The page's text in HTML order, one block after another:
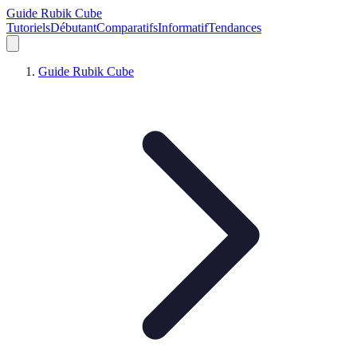
Guide Rubik Cube
TutorielsDébutantComparatifsInformatifTendances
Guide Rubik Cube